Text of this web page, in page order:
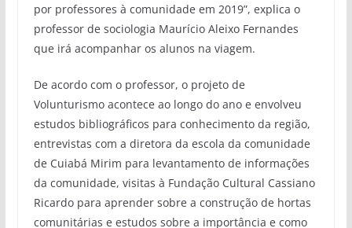
por professores à comunidade em 2019”, explica o
professor de sociologia Maurício Aleixo Fernandes
que irá acompanhar os alunos na viagem.
De acordo com o professor, o projeto de
Volunturismo acontece ao longo do ano e envolveu
estudos bibliográficos para conhecimento da região,
entrevistas com a diretora da escola da comunidade
de Cuiabá Mirim para levantamento de informações
da comunidade, visitas à Fundação Cultural Cassiano
Ricardo para aprender sobre a construção de hortas
comunitárias e estudos sobre a importância e como